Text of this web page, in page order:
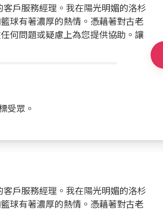
戶服務經理。我在陽光明媚的洛杉
球有著濃厚的熱情。憑藉著對古老
何問題或疑慮上為您提供協助。讓
受眾。
戶服務經理。我在陽光明媚的洛杉
球有著濃厚的熱情。憑藉著對古老